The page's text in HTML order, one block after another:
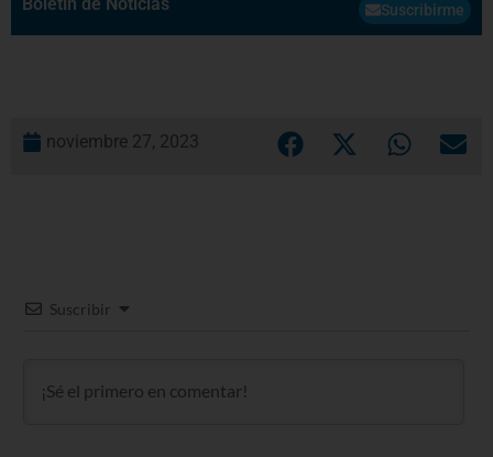
Suscribirme
noviembre 27, 2023
Suscribir